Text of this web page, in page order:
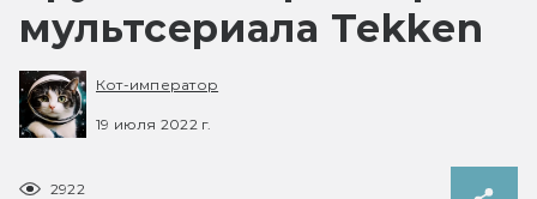
мультсериала Tekken
Кот-император
19 июля 2022 г.
2922